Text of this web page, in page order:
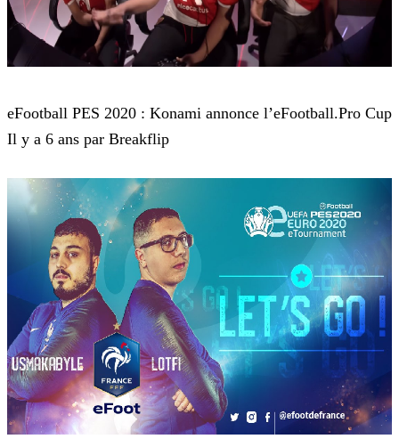
eFootball PES 2020 : Konami annonce l’eFootball.Pro Cup
Il y a 6 ans par Breakflip